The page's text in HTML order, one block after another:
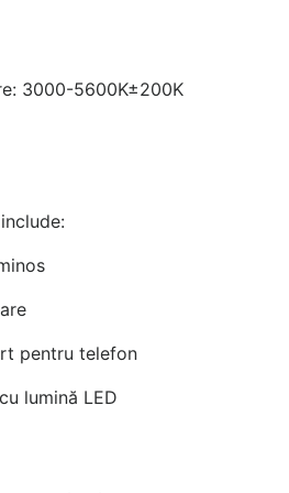
3000-5600K±200K
pentru telefon
lumină LED